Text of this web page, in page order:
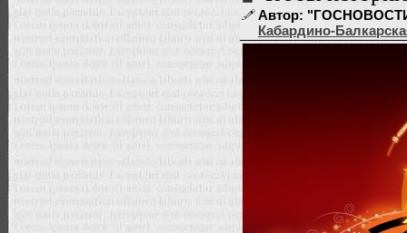
Автор:
Кабардино-